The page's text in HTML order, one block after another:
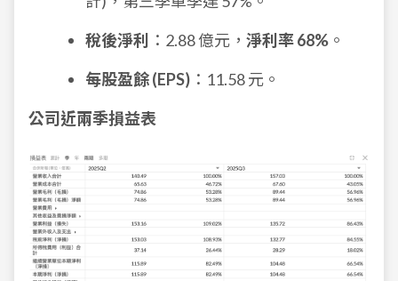
稅後淨利
：2.88 億元， 淨利率 68% 。
每股盈餘 (EPS) ：11.58 元。
公司近兩季損益表